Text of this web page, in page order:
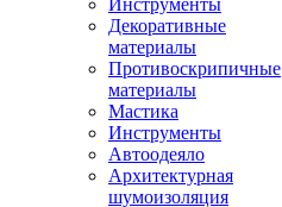
Инструменты
Декоративные
материалы
Противоскрипичные
материалы
Мастика
Инструменты
Автоодеяло
Архитектурная
шумоизоляция